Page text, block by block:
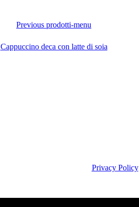
Previous prodotti-menu
Cappuccino deca con latte di soia
Privacy Policy